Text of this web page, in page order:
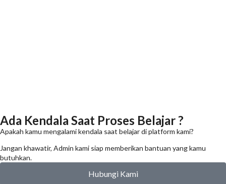
Ada Kendala Saat Proses Belajar ?
Apakah kamu mengalami kendala saat belajar di platform kami?
Jangan khawatir, Admin kami siap memberikan bantuan yang kamu
butuhkan.
Hubungi Kami